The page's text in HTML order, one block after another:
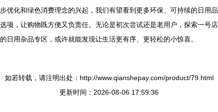
步优化和绿色消费理念的兴起，我们有望看到更多环保、可持续的日用品
选项，让购物既方便又负责任。无论是初次尝试还是老用户，探索一号店
的日用杂品专区，或许就能发现让生活更有序、更轻松的小惊喜。
如若转载，请注明出处：http://www.qianshepay.com/product/79.html
更新时间：2026-08-06 17:59:36